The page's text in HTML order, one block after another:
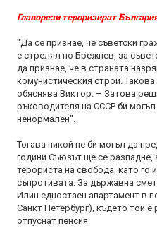
Главорези тероризират
"Да се признае, че съветски
е стрелял по Брежнев, за
да признае, че в страната
комунистическия строй.
обяснява Виктор. – Затова
ръководителя на СССР би
ненормален".
Тогава никой не би могъл да
години Съюзът ще се разпадне,
терориста на свобода, като го
съпротивата. За държавна
Илин едностаен апартамент в
Санкт Петербург), където той
отпуснат пенсия.